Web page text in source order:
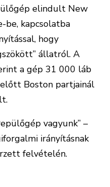
elindult New
be, kapcsolatba
hogy
állatról. A
a gép 31 000 láb
Boston partjainál
vagyunk” –
irányításnak
felvételén.